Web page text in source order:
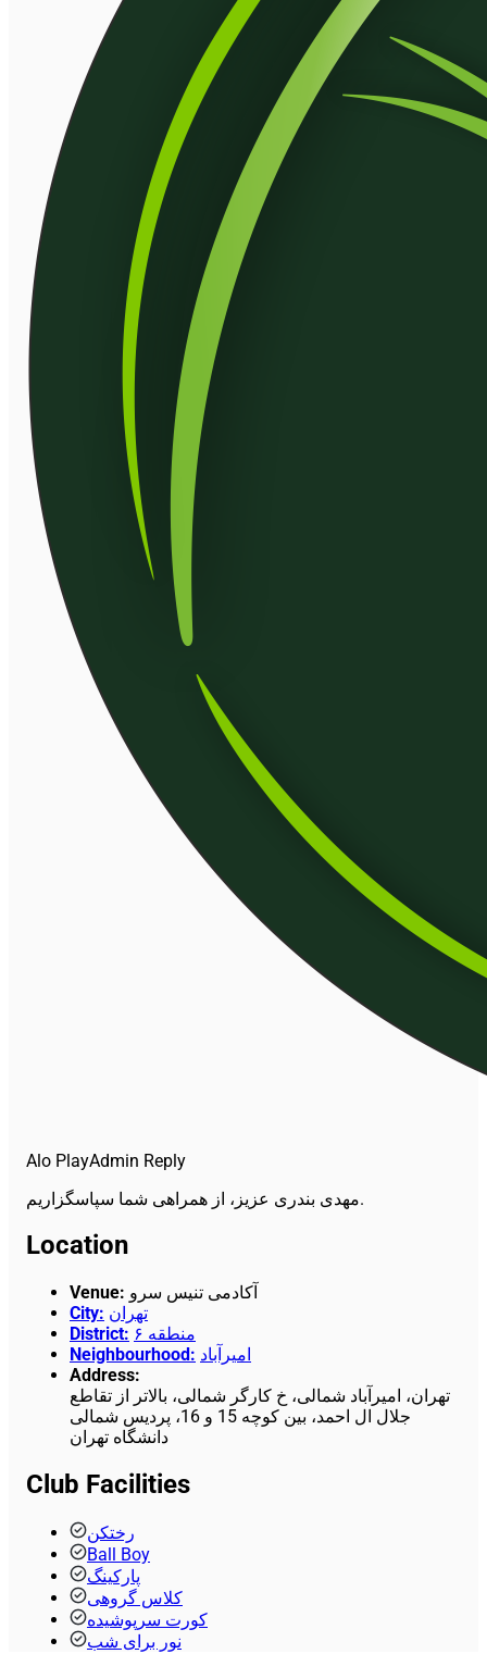
Alo PlayAdmin Reply
مهدی بندری عزیز، از همراهی شما سپاسگزاریم.
Location
Venue: آکادمی تنیس سرو
City: تهران
District:
منطقه ۶
Neighbourhood : امیرآباد
Address:
تهران، امیرآباد شمالی، خ کارگر شمالی، بالاتر از تقاطع
جلال ال احمد، بین کوچه 15 و 16، پردیس شمالی
دانشگاه تهران
Club Facilities
رختکن
Ball Boy
پارکینگ
کلاس گروهی
کورت سرپوشیده
نور برای شب